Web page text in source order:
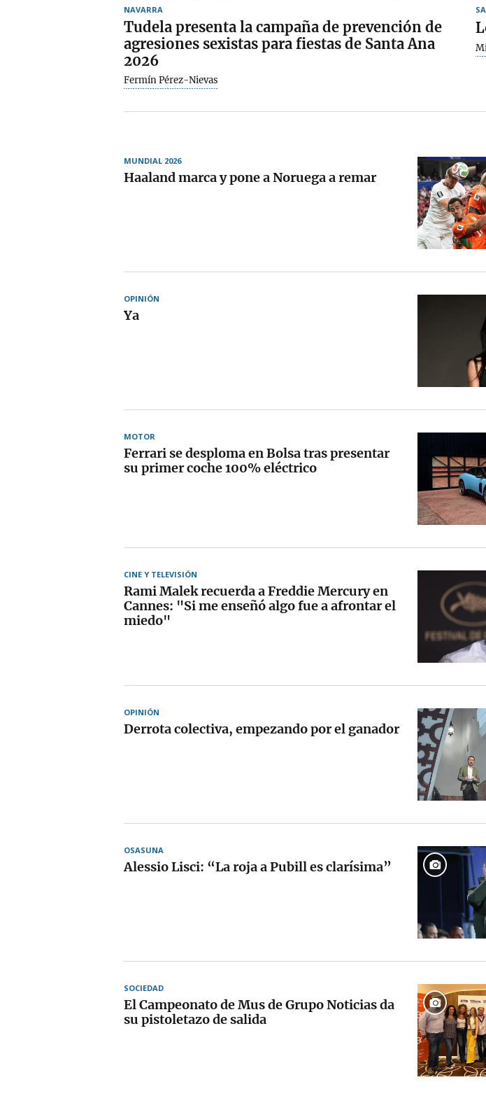
NAVARRA
Tudela presenta la campaña de prevención de
agresiones sexistas para fiestas de Santa Ana
2026
Fermín Pérez-Nievas
MUNDIAL 2026
Haaland marca y pone a Noruega a remar
OPINIÓN
Ya
MOTOR
Ferrari se desploma en Bolsa tras presentar
su primer coche 100% eléctrico
CINE Y TELEVISIÓN
Rami Malek recuerda a Freddie Mercury en
Cannes: "Si me enseñó algo fue a afrontar el
miedo"
OPINIÓN
Derrota colectiva, empezando por el ganador
OSASUNA
Alessio Lisci: “La roja a Pubill es clarísima”
SOCIEDAD
El Campeonato de Mus de Grupo Noticias da
su pistoletazo de salida